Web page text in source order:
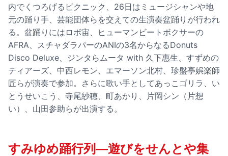
内でくつろげるピクニック、26日はミュージシャンや地
元の踊り手、芸能団体らを交えての生演奏盆踊りが行われ
る。盆踊りにはロボ宙、ヒューマンビートボクサーの
AFRA、スチャダラパーのANIの3名からなるDonuts
Disco Deluxe、ジンタらムータ with 久下惠生、すずめの
ティアーズ、中西レモン、エマーソン北村、珍盤亭娯楽師
匠らが演奏で参加。さらに歌い手としてあっこゴリラ、い
とうせいこう、寺尾紗穂、町あかり、片岡シン（片想
い）、山田参助らが出演する。
すみゆめ踊行列―遊びをせんとや集